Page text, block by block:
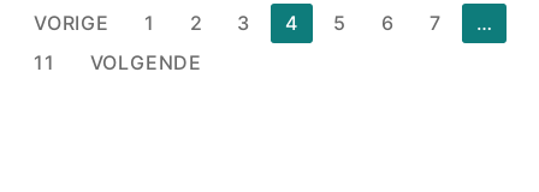
Berichten
paginering
VORIGE 1 2 3 4 5 6 7
…
11
VOLGENDE